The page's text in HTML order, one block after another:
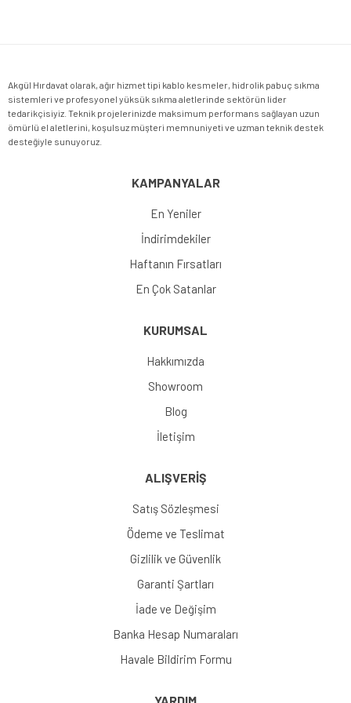
Akgül Hırdavat olarak, ağır hizmet tipi kablo kesmeler, hidrolik pabuç sıkma
sistemleri ve profesyonel yüksük sıkma aletlerinde sektörün lider
tedarikçisiyiz. Teknik projelerinizde maksimum performans sağlayan uzun
ömürlü el aletlerini, koşulsuz müşteri memnuniyeti ve uzman teknik destek
desteğiyle sunuyoruz.
KAMPANYALAR
En Yeniler
İndirimdekiler
Haftanın Fırsatları
En Çok Satanlar
KURUMSAL
Hakkımızda
Showroom
Blog
İletişim
ALIŞVERİŞ
Satış Sözleşmesi
Ödeme ve Teslimat
Gizlilik ve Güvenlik
Garanti Şartları
İade ve Değişim
Banka Hesap Numaraları
Havale Bildirim Formu